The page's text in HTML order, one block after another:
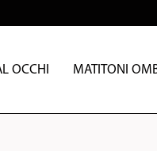
OCCHI MATITONI